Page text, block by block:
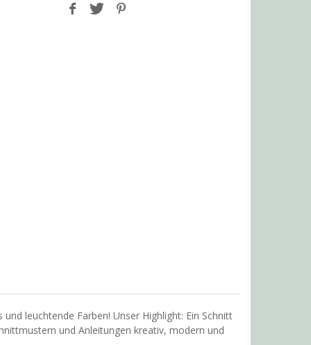
leuchtende Farben! Unser Highlight: Ein Schnitt
und Anleitungen kreativ, modern und